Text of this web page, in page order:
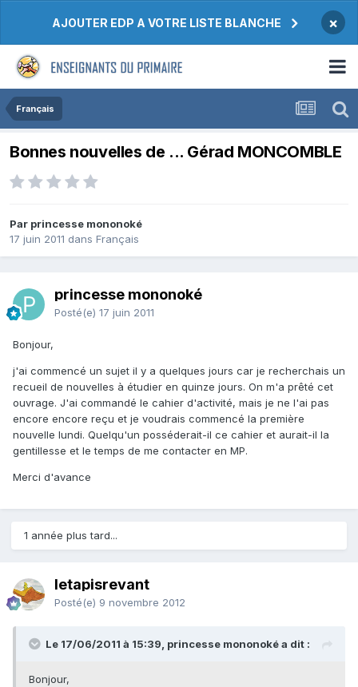
AJOUTER EDP A VOTRE LISTE BLANCHE ×
Français
Bonnes nouvelles de ... Gérad MONCOMBLE
Par princesse mononoké
17 juin 2011 dans Français
princesse mononoké
Posté(e) 17 juin 2011
Bonjour,
j'ai commencé un sujet il y a quelques jours car je recherchais un
recueil de nouvelles à étudier en quinze jours. On m'a prêté cet
ouvrage. J'ai commandé le cahier d'activité, mais je ne l'ai pas
encore encore reçu et je voudrais commencé la première
nouvelle lundi. Quelqu'un posséderait-il ce cahier et aurait-il la
gentillesse et le temps de me contacter en MP.
Merci d'avance
1 année plus tard...
letapisrevant
Posté(e) 9 novembre 2012
Le 17/06/2011 à 15:39, princesse mononoké a dit :
Bonjour,